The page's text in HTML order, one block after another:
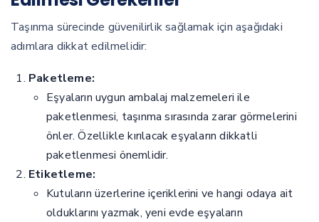
Taşınma sürecinde güvenilirlik sağlamak için aşağıdaki
adımlara dikkat edilmelidir:
Paketleme:
Eşyaların uygun ambalaj malzemeleri ile
paketlenmesi, taşınma sırasında zarar görmelerini
önler. Özellikle kırılacak eşyaların dikkatli
paketlenmesi önemlidir.
Etiketleme:
Kutuların üzerlerine içeriklerini ve hangi odaya ait
olduklarını yazmak, yeni evde eşyaların